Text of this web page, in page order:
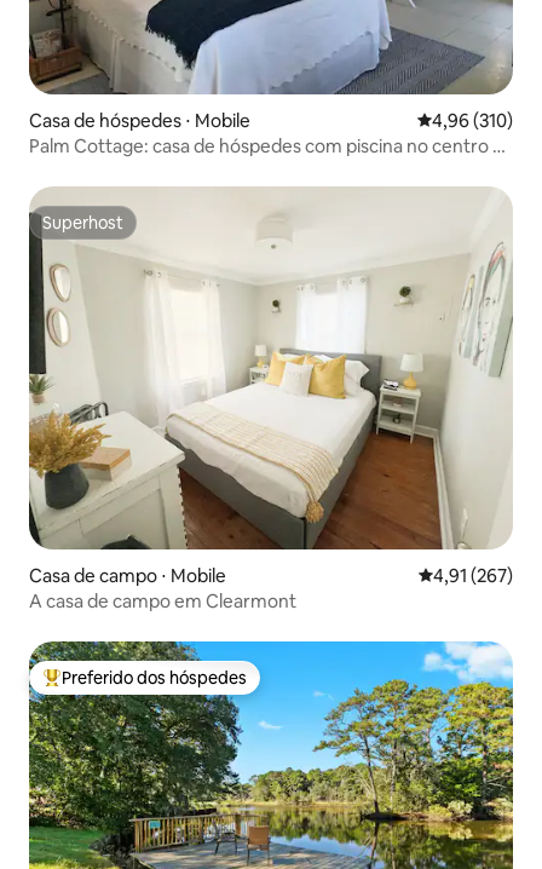
Casa de hóspedes ⋅ Mobile 4,96 de uma
4,96 (310)
Palm Cottage: casa de hóspedes com piscina no centro da
Superhost
Superhost
Casa de campo ⋅ Mobile 4,91 de uma
4,91 (267)
A casa de campo em Clearmont
Entre os melhores preferidos dos hóspedes
Preferido dos hóspedes